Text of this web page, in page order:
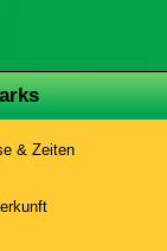
& Zeiten